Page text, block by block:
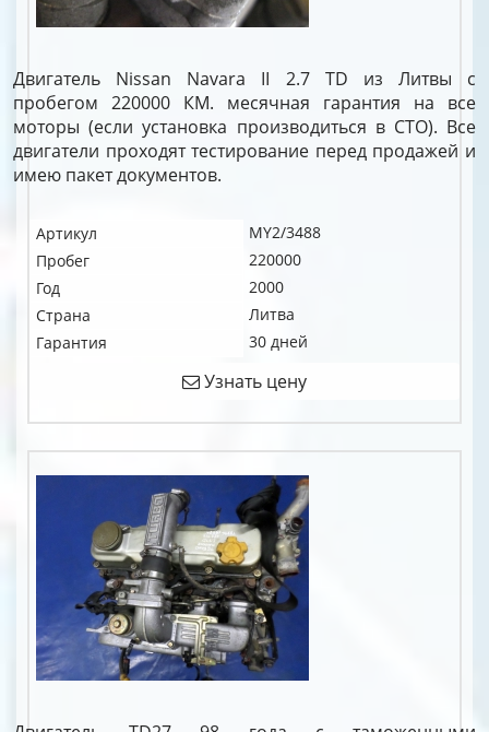
Двигатель Nissan Navara II 2.7 TD из Литвы с
пробегом 220000 КМ. месячная гарантия на все
моторы (если установка производиться в СТО). Все
двигатели проходят тестирование перед продажей и
имею пакет документов.
Артикул
MY2/3488
Пробег
220000
Год
2000
Страна
Литва
Гарантия
30 дней
Узнать цену